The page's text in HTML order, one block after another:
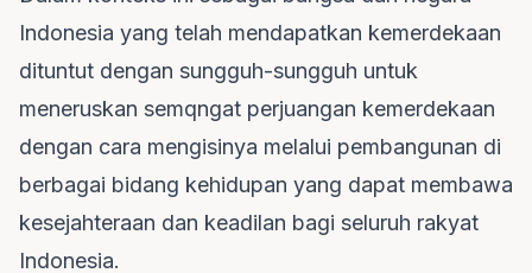
Indonesia yang telah mendapatkan kemerdekaan
dituntut dengan sungguh-sungguh untuk
meneruskan semqngat perjuangan kemerdekaan
dengan cara mengisinya melalui pembangunan di
berbagai bidang kehidupan yang dapat membawa
kesejahteraan dan keadilan bagi seluruh rakyat
Indonesia.